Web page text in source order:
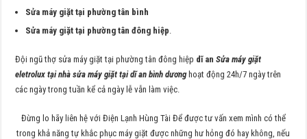
Sửa máy giặt tại phường tân bình
Sửa máy giặt tại phường tân đông hiệp.
Đội ngũ thợ sửa máy giặt tại phường tân đông hiệp dĩ an Sửa máy giặt
eletrolux tại nhà sửa máy giặt tại dĩ an bình dương hoạt động 24h/7 ngày trên
các ngày trong tuần kể cả ngày lễ vẫn làm việc.
Đừng lo hãy liên hệ với Điện Lạnh Hùng Tài Để được tư vấn xem mình có thể
trong khả năng tự khắc phục máy giặt được những hư hỏng đó hay không, nếu